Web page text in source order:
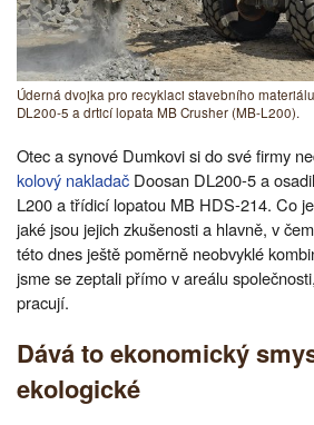
Úderná dvojka pro recyklaci stavebního
DL200-5 a drticí lopata MB Crusher (MB-L200).
Otec a synové Dumkovi si do své firmy
kolový nakladač Doosan DL200-5 a
L200 a třídicí lopatou MB HDS-214. Co
jaké jsou jejich zkušenosti a hlavně, v
této dnes ještě poměrně neobvyklé
jsme se zeptali přímo v areálu
pracují.
Dává to ekonomický
ekologické